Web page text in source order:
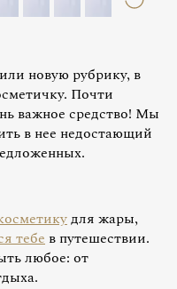
новую рубрику, в
Почти
важное средство! Мы
в нее недостающий
для жары,
тебе в путешествии.
любое: от